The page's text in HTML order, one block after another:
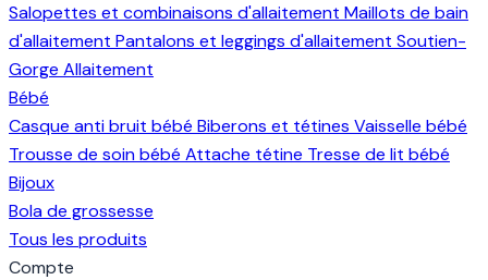
Salopettes et combinaisons d'allaitement Maillots de bain
d'allaitement Pantalons et leggings d'allaitement Soutien-
Gorge Allaitement
Bébé
Casque anti bruit bébé Biberons et tétines Vaisselle bébé
Trousse de soin bébé Attache tétine Tresse de lit bébé
Bijoux
Bola de grossesse
Tous les produits
Compte